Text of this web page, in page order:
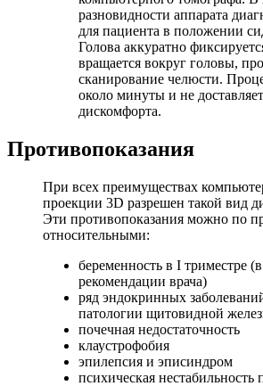
разновидности аппарата
для пациента в положении
Голова аккуратно
вращается вокруг головы,
сканирование челюсти.
около минуты и не
дискомфорта.
Противопоказания
При всех преимуществах
проекции 3D разрешен такой вид
Эти противопоказания можно по
относительными:
беременность в I триместре
рекомендации врача)
ряд эндокринных
патологии щитовидной
почечная недостаточность
клаустрофобия
эпилепсия и эписиндром
психическая нестабильность